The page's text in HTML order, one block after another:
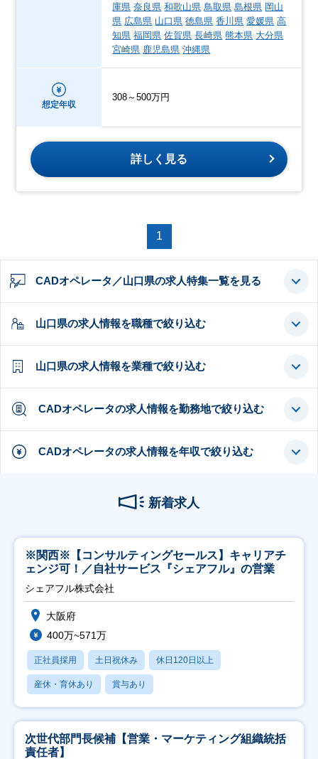
庫県 奈良県 和歌山県 鳥取県 島根県 岡山
県 広島県 山口県 徳島県 香川県 愛媛県 高
知県 福岡県 佐賀県 長崎県 熊本県 大分県
宮崎県 鹿児島県 沖縄県
想定年収
308～500万円
詳しく見る
1
CADオペレータ／山口県の求人特集一覧を見る
山口県の求人情報を職種で絞り込む
山口県の求人情報を業種で絞り込む
CADオペレータの求人情報を勤務地で絞り込む
CADオペレータの求人情報を年収で絞り込む
新着求人
※関西※【コンサルティングセールス】キャリアチ
ェンジ可！／自社サービス『シェアフル』の営業
シェアフル株式会社
大阪府
400万~571万
正社員採用 土日祝休み 休日120日以上
産休・育休あり 賞与あり
次世代部門長候補【営業・マーケティング組織統括
責任者】